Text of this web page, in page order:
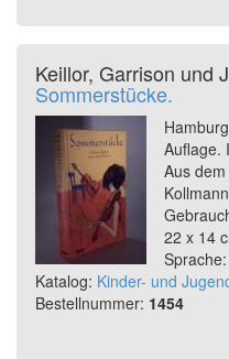
Keillor, Garrison und
Sommerstücke.
Auflage.
Aus
22 x 14
Katalog: Kinder- und
Bestellnummer: 1454